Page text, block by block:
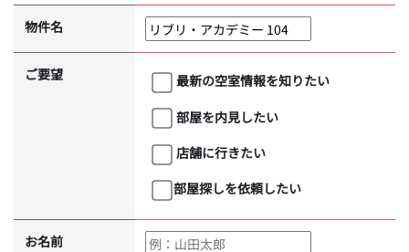
物件名
ご要望
最新の空室情報を知りたい
部屋を内見したい
店舗に行きたい
部屋探しを依頼したい
お名前